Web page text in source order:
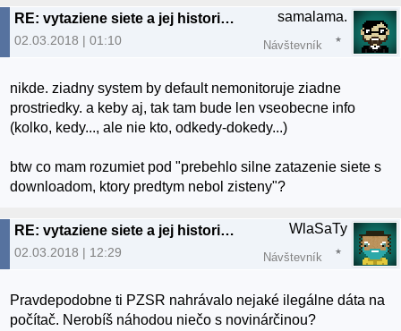
RE: vytaziene siete a jej historia debian
02.03.2018 | 01:10
samalama.
Návštevník
nikde. ziadny system by default nemonitoruje ziadne
prostriedky. a keby aj, tak tam bude len vseobecne info
(kolko, kedy..., ale nie kto, odkedy-dokedy...)
btw co mam rozumiet pod "prebehlo silne zatazenie siete s
downloadom, ktory predtym nebol zisteny"?
RE: vytaziene siete a jej historia debian
02.03.2018 | 12:29
WlaSaTy
Návštevník
Pravdepodobne ti PZSR nahrávalo nejaké ilegálne dáta na
počítač. Nerobíš náhodou niečo s novinárčinou?